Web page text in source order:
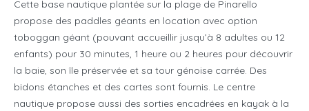
Cette base nautique plantée sur la plage de Pinarello
propose des paddles géants en location avec option
toboggan géant (pouvant accueillir jusqu’à 8 adultes ou 12
enfants) pour 30 minutes, 1 heure ou 2 heures pour découvrir
la baie, son île préservée et sa tour génoise carrée. Des
bidons étanches et des cartes sont fournis. Le centre
nautique propose aussi des sorties encadrées en kayak à la